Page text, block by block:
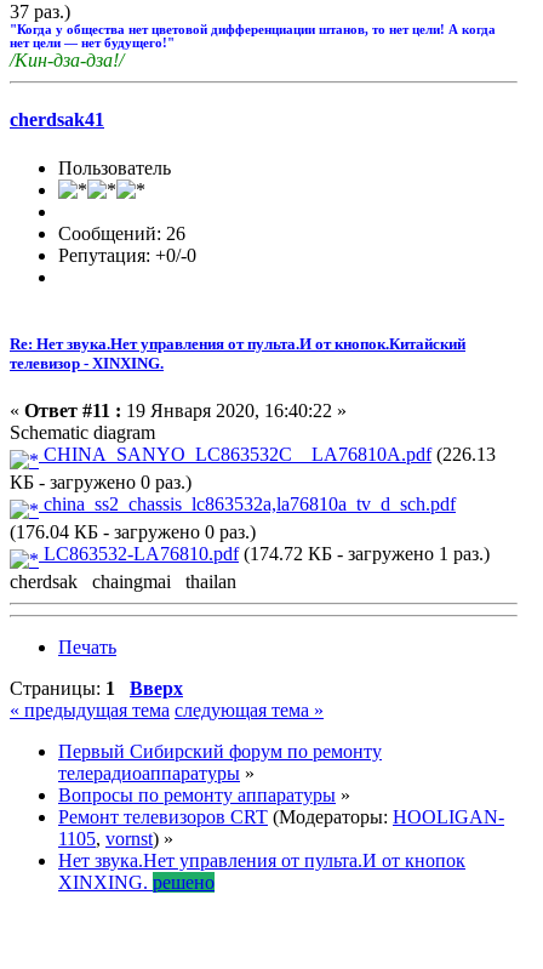
37 раз.)
"Когда у общества нет цветовой дифференциации штанов, то нет цели! А когда
нет цели — нет будущего!"
/Кин-дза-дза!/
cherdsak41
Пользователь
Сообщений: 26
Репутация: +0/-0
Re: Нет звука.Нет управления от пульта.И от кнопок.Китайский
телевизор - XINXING.
« Ответ #11 : 19 Января 2020, 16:40:22 »
Schematic diagram
CHINA_SANYO_LC863532C__LA76810A.pdf(226.13
КБ - загружено 0 раз.)
china_ss2_chassis_lc863532a,la76810a_tv_d_sch.pdf
(176.04 КБ - загружено 0 раз.)
LC863532-LA76810.pdf(174.72 КБ - загружено 1 раз.)
cherdsak chaingmai thailan
Печать
Страницы: 1
Вверх
« предыдущая тема следующая тема »
Первый Сибирский форум по ремонту
телерадиоаппаратуры »
Вопросы по ремонту аппаратуры »
Ремонт телевизоров CRT (Модераторы: HOOLIGAN-
1105, vornst) »
Нет звука.Нет управления от пульта.И от кнопок
XINXING. решено